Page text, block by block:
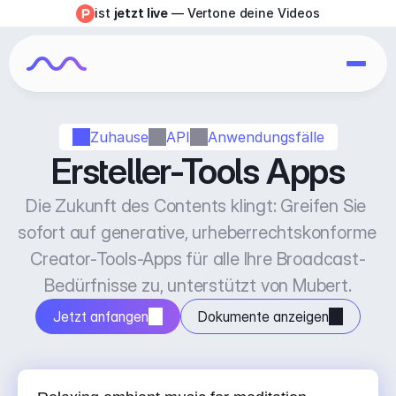
Zuhause API Anwendungsfälle
Ersteller-Tools Apps
Die Zukunft des Contents klingt: Greifen Sie
sofort auf generative, urheberrechtskonforme
Creator-Tools-Apps für alle Ihre Broadcast-
Bedürfnisse zu, unterstützt von Mubert.
Jetzt anfangen Dokumente anzeigen
ist jetzt live — Vertone deine Videos